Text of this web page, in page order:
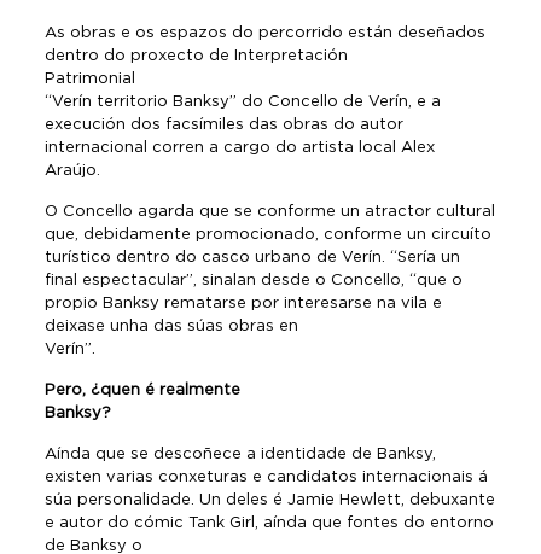
As obras e os espazos do percorrido están deseñados
dentro do proxecto de Interpretación
Patrimonial
“Verín territorio Banksy” do Concello de Verín, e a
execución dos facsímiles das obras do autor
internacional corren a cargo do artista local Alex
Araújo.
O Concello agarda que se conforme un atractor cultural
que, debidamente promocionado, conforme un circuíto
turístico dentro do casco urbano de Verín. “Sería un
final espectacular”, sinalan desde o Concello, “que o
propio Banksy rematarse por interesarse na vila e
deixase unha das súas obras en
Verín”.
Pero, ¿quen é realmente
Banksy?
Aínda que se descoñece a identidade de Banksy,
existen varias conxeturas e candidatos internacionais á
súa personalidade. Un deles é Jamie Hewlett, debuxante
e autor do cómic Tank Girl, aínda que fontes do entorno
de Banksy o